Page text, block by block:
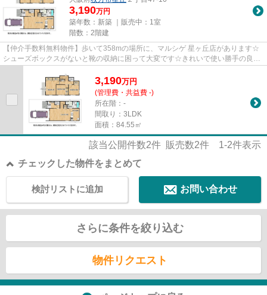
3,190万円
築年数：新築 ｜販売中： 1室
階数：2階建
【仲介手数料無料物件】歩いて358mの場所に、マルシゲ 星ヶ丘店があります☆
シューズボックスがないと靴の収納に困って大変です☆きれいで使い勝手の良い
3,190万円
(管理費・共益費 -)
所在階：-
間取り：3LDK
面積：84.55㎡
該当公開件数2件 販売数2件 1-2件表示
チェックした物件をまとめて
お問い合わせ
検討リストに追加
さらに条件を絞り込む
物件リクエスト